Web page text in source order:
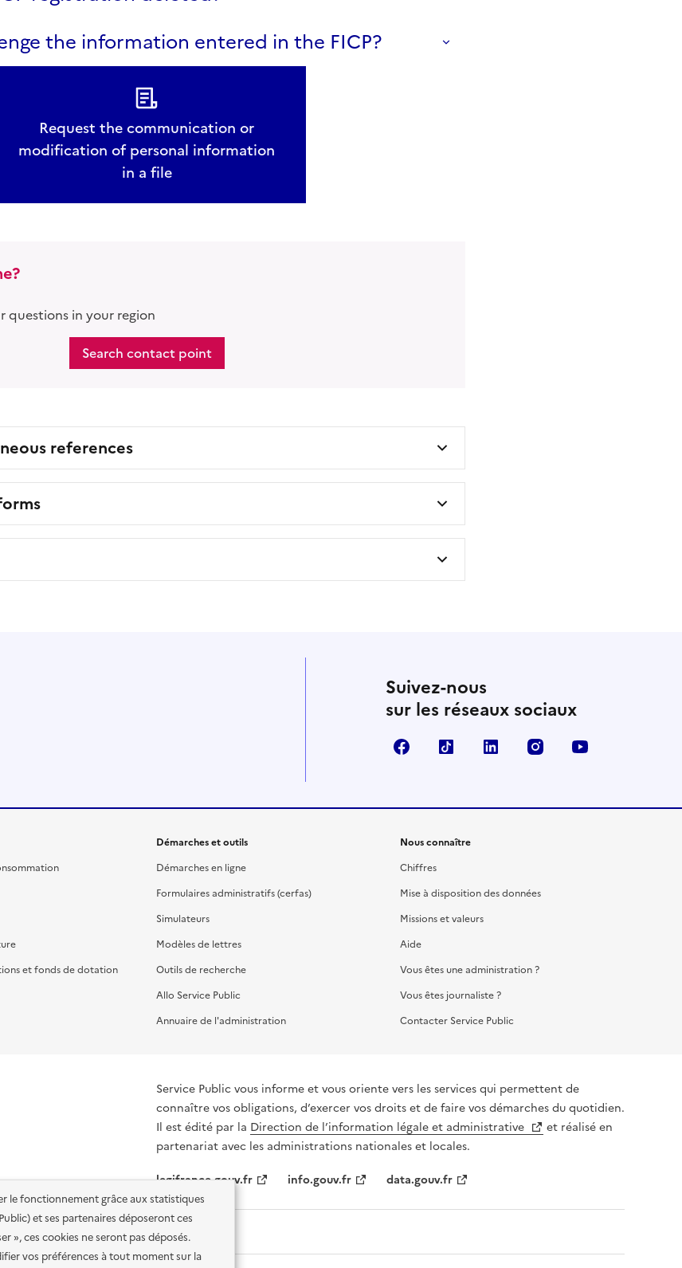
le fonctionnement grâce aux statistiques
et ses partenaires déposeront ces
», ces cookies ne seront pas déposés.
vos préférences à tout moment sur la
the information entered in the FICP?
Request the communication or
modification of personal information
in a file
questions in your region
Search contact point
references
Suivez-nous
sur les réseaux sociaux
FacebookTikTok LinkedIn Instagram
et fonds de dotation
Démarches et outils
Démarches en ligne
Formulaires administratifs (cerfas)
Simulateurs
Modèles de lettres
Outils de recherche
Allo Service Public
Annuaire de l'administration
Nous connaître
Chiffres
Mise à disposition des données
Missions et valeurs
Aide
Vous êtes une administration ?
Vous êtes journaliste ?
Contacter Service Public
Service Public vous informe et vous oriente vers les services qui permettent de
connaître vos obligations, d’exercer vos droits et de faire vos démarches du quotidien.
Il est édité par la Direction de l’information légale et administrative
et réalisé en
partenariat avec les administrations nationales et locales.
legifrance.gouv.fr
info.gouv.fr data.gouv.fr